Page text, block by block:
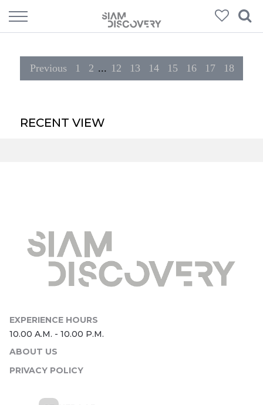
Previous 1 2 ... 12 13 14 15 16 17 18
RECENT VIEW
ABOUT US
PRIVACY POLICY